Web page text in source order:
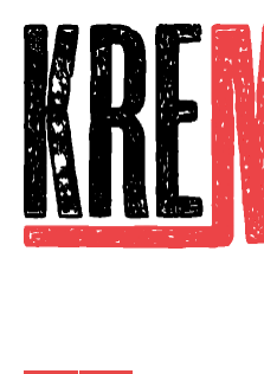
contenu